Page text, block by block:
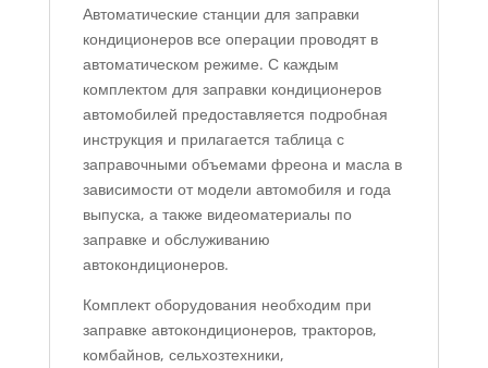
Автоматические станции для заправки
кондиционеров все операции проводят в
автоматическом режиме. С каждым
комплектом для заправки кондиционеров
автомобилей предоставляется подробная
инструкция и прилагается таблица с
заправочными объемами фреона и масла в
зависимости от модели автомобиля и года
выпуска, а также видеоматериалы по
заправке и обслуживанию
автокондиционеров.
Комплект оборудования необходим при
заправке автокондиционеров, тракторов,
комбайнов, сельхозтехники,